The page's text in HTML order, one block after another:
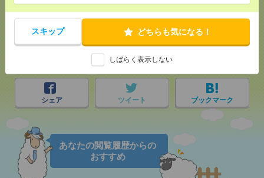
スキップ どちらも気になる！
しばらく表示しない
気になる！ 電話応募
LINE
シェア ツイート ブックマーク
あなたの閲覧履歴からの
おすすめ